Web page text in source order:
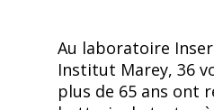
Au laboratoire
Institut Marey, 36
plus de 65 ans ont